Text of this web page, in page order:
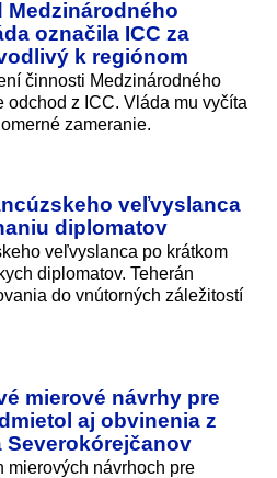
Medzinárodného
označila ICC za
k regiónom
činnosti Medzinárodného
odchod z ICC. Vláda mu vyčíta
zameranie.
veľvyslanca
diplomatov
veľvyslanca po krátkom
diplomatov. Teherán
do vnútorných záležitostí
mierové návrhy pre
aj obvinenia z
Severokórejčanov
mierových návrhoch pre